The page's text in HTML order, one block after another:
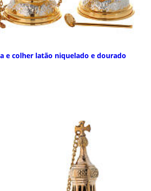
e colher latão niquelado e dourado